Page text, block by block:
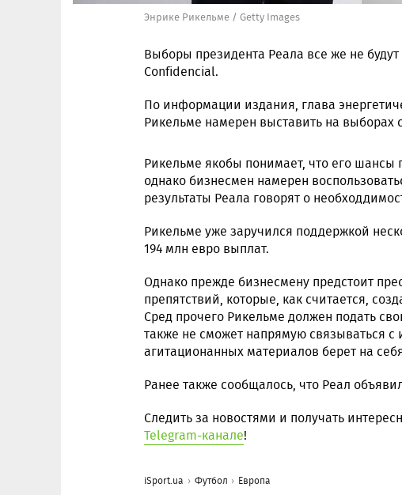
Энрике Рикельме / Getty Images
Выборы президента Реала все же не
Confidencial.
По информации издания, глава
Рикельме намерен выставить на выборах
Рикельме якобы понимает, что его
однако бизнесмен намерен
результаты Реала говорят о
Рикельме уже заручился поддержкой
194 млн евро выплат.
Однако прежде бизнесмену предстоит
препятствий, которые, как считается,
Сред прочего Рикельме должен подать
также не сможет напрямую связываться
агитационанных материалов берет на
Ранее также сообщалось, что Реал
Следить за новостями и получать
Telegram-канале!
iSport.ua Футбол Европа